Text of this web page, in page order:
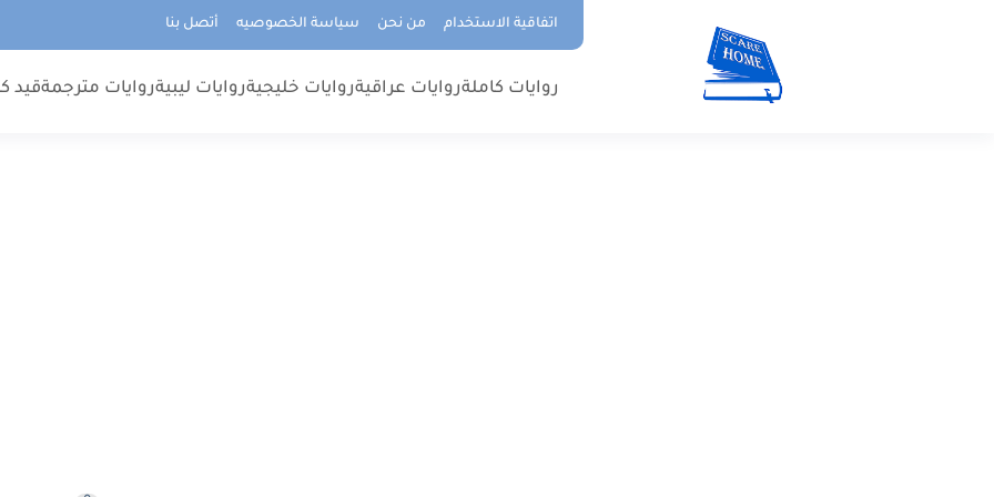
اتفاقية الاستخدام من نحن سياسة الخصوصيه أتصل بنا
روايات كاملةروايات عراقيةروايات خليجيةروايات ليبيةروايات مترجمةقيد